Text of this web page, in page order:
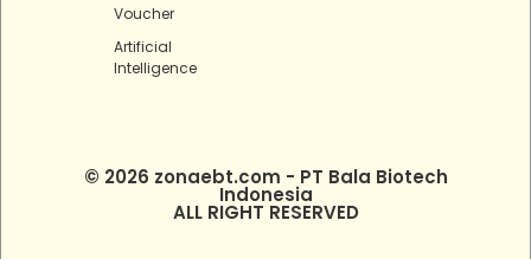
Voucher
Artificial
Intelligence
© 2026 zonaebt.com - PT Bala Biotech
Indonesia
ALL RIGHT RESERVED